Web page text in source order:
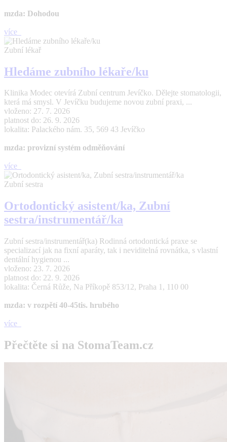
mzda: Dohodou
více
Zubní lékař
Hledáme zubního lékaře/ku
Klinika Modec otevírá Zubní centrum Jevíčko. Dělejte stomatologii,
která má smysl. V Jevíčku budujeme novou zubní praxi, ...
vloženo: 27. 7. 2026
platnost do: 26. 9. 2026
lokalita: Palackého nám. 35, 569 43 Jevíčko
mzda: provizní systém odměňování
více
Zubní sestra
Ortodontický asistent/ka, Zubní
sestra/instrumentář/ka
Zubní sestra/instrumentář(ka) Rodinná ortodontická praxe se
specializací jak na fixní aparáty, tak i neviditelná rovnátka, s vlastní
dentální hygienou ...
vloženo: 23. 7. 2026
platnost do: 22. 9. 2026
lokalita: Černá Růže, Na Příkopě 853/12, Praha 1, 110 00
mzda: v rozpětí 40-45tis. hrubého
více
Přečtěte si na StomaTeam.cz